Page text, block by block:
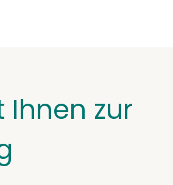
Ihnen zur